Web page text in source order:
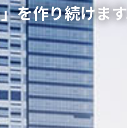
を作り続けます